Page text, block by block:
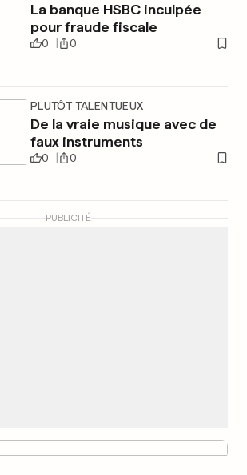
La banque HSBC inculpée
pour fraude fiscale
0 0
PLUTÔT TALENTUEUX
De la vraie musique avec de
faux instruments
0 0
PUBLICITÉ